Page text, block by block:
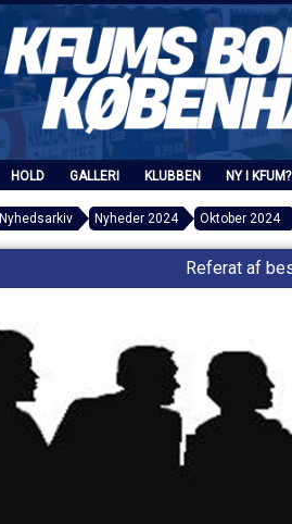
HOLD GALLERI KLUBBEN NY I KFUM?
Nyhedsarkiv Nyheder 2024 Oktober 2024
Referat af